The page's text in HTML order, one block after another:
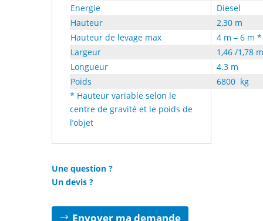
Energie
Diesel
Hauteur
2,30 m
Hauteur de levage max
4 m – 6 m *
Largeur
1,46 /1,78 m
Longueur
4.3 m
Poids
6800 kg
* Hauteur variable selon le
centre de gravité et le poids de
l’objet
Une question ?
Un devis ?
Envoyer ma demande